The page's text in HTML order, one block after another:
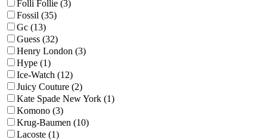
Folli Follie (3)
Fossil (35)
Gc (13)
Guess (32)
Henry London (3)
Hype (1)
Ice-Watch (12)
Juicy Couture (2)
Kate Spade New York (1)
Komono (3)
Krug-Baumen (10)
Lacoste (1)